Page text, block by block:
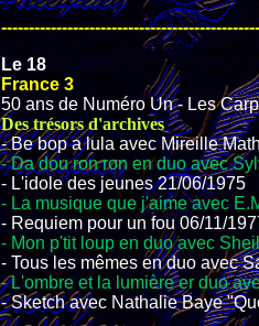
Le 18
France 3
50 ans de Numéro Un - Les
Des trésors d'archives
- Be bop a lula avec Mireille
- Da dou ron ron en duo avec
- L'idole des jeunes 21/06/1975
- La musique que j'aime avec
- Requiem pour un fou 06/11/
- Mon p'tit loup en duo avec
- Tous les mêmes en duo avec
- L'ombre et la lumière er duo
- Sketch avec Nathalie Baye